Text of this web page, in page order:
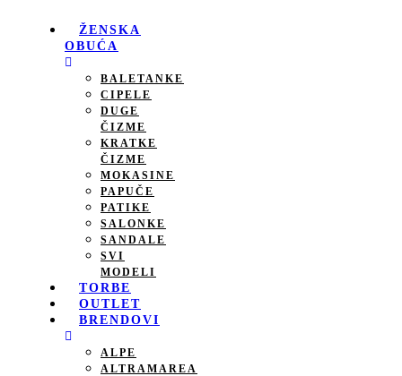
ŽENSKA
OBUĆA
BALETANKE
CIPELE
DUGE
ČIZME
KRATKE
ČIZME
MOKASINE
PAPUČE
PATIKE
SALONKE
SANDALE
SVI
MODELI
TORBE
OUTLET
BRENDOVI
ALPE
ALTRAMAREA